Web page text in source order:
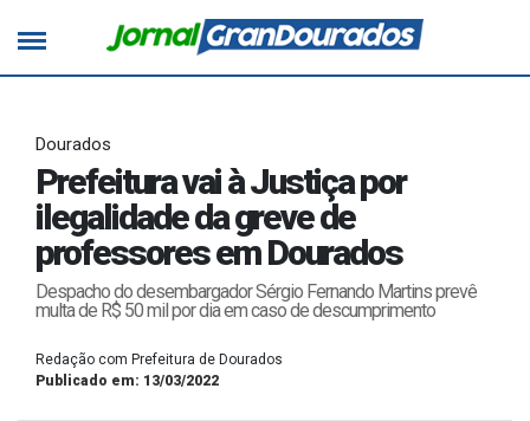
Dourados
Prefeitura vai à Justiça por
ilegalidade da greve de
professores em Dourados
Despacho do desembargador Sérgio Fernando Martins prevê
multa de R$ 50 mil por dia em caso de descumprimento
Redação com Prefeitura de Dourados
Publicado em: 13/03/2022